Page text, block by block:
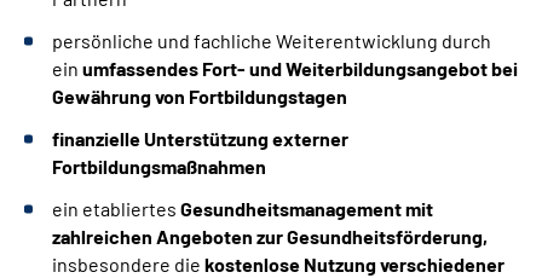
persönliche und fachliche Weiterentwicklung durch
ein umfassendes Fort- und Weiterbildungsangebot bei
Gewährung von Fortbildungstagen
finanzielle Unterstützung externer
Fortbildungsmaßnahmen
ein etabliertes Gesundheitsmanagementmit
zahlreichen Angeboten zur Gesundheitsförderung,
insbesondere die kostenlose Nutzung verschiedener